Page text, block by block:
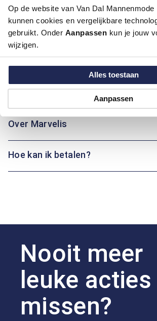
Op de website van Van Dal Mannenmode
kunnen cookies en vergelijkbare
gebruikt. Onder Aanpassen kun je jouw
wijzigen.
Alles toestaan
Aanpassen
Artikelnummer
1016159-75
Kleur:
Beige / Khaki
Materiaal:
Motief:
Uni motief
Maatinformatie
Over Marvelis
Hoe kan ik betalen?
Nooit meer
leuke acties
missen?